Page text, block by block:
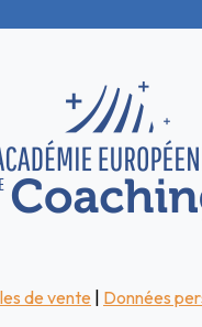
de vente Données